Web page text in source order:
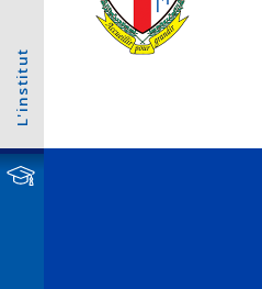
L'institut